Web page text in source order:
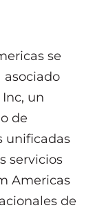
se
asociado
un
de
unificadas
servicios
Americas
de